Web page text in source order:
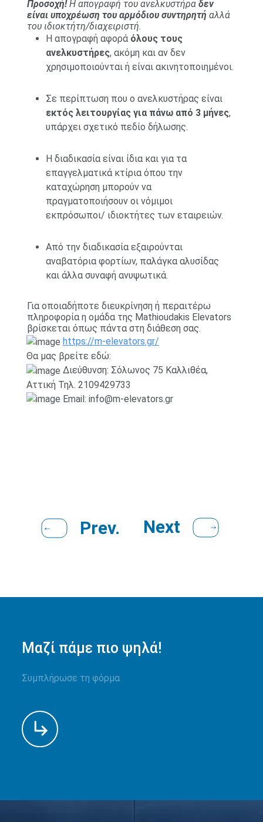
Προσοχή!Η απογραφή του ανελκυστήραδεν
είναι υποχρέωση του αρμόδιου συντηρητή αλλά
του ιδιοκτήτη/διαχειριστή.
Η απογραφή αφορά όλους τους
ανελκυστήρες, ακόμη και αν δεν
χρησιμοποιούνται ή είναι ακινητοποιημένοι.
Σε περίπτωση που ο ανελκυστήρας είναι
εκτός λειτουργίας για πάνω από 3 μήνες,
υπάρχει σχετικό πεδίο δήλωσης.
Η διαδικασία είναι ίδια και για τα
επαγγελματικά κτίρια όπου την
καταχώρηση μπορούν να
πραγματοποιήσουν οι νόμιμοι
εκπρόσωποι/ ιδιοκτήτες των εταιρειών.
Από την διαδικασία εξαιρούνται
αναβατόρια φορτίων, παλάγκα αλυσίδας
και άλλα συναφή ανυψωτικά.
Για οποιαδήποτε διευκρίνηση ή περαιτέρω
πληροφορία η ομάδα της Mathioudakis Elevators
βρίσκεται όπως πάντα στη διάθεση σας.
https://m-elevators.gr/
Θα μας βρείτε εδώ:
Διεύθυνση: Σόλωνος 75 Καλλιθέα,
Αττική Τηλ. 2109429733
Email: info@m-elevators.gr
Prev. Next
Μαζί πάμε πιο ψηλά!
Συμπλήρωσε τη φόρμα